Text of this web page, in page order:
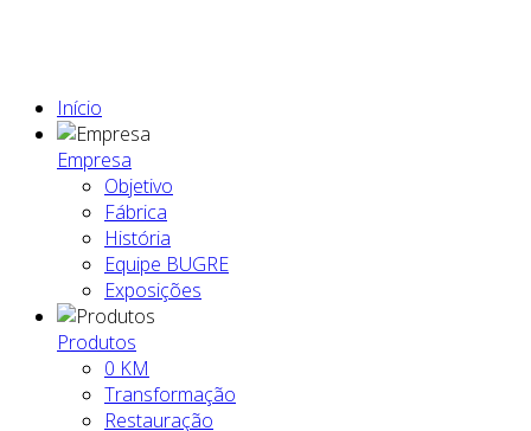
Início
Empresa
Objetivo
Fábrica
História
Equipe BUGRE
Exposições
Produtos
0 KM
Transformação
Restauração